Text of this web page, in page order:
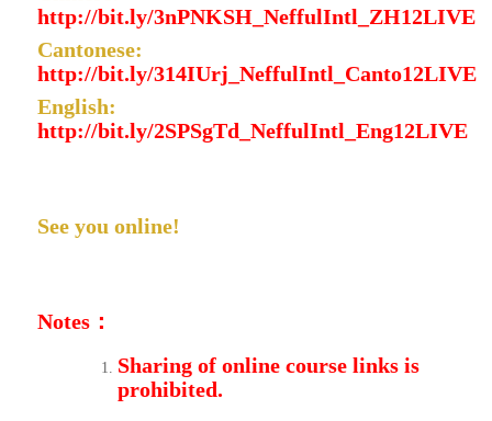
http://bit.ly/3nPNKSH_NeffulIntl_ZH12LIVE
Cantonese:
http://bit.ly/314IUrj_NeffulIntl_Canto12LIVE
English:
http://bit.ly/2SPSgTd_NeffulIntl_Eng12LIVE
See you online!
Notes：
Sharing of online course links is
prohibited.